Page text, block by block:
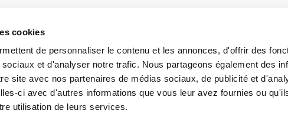
cookies
de personnaliser le contenu et les annonces, d'offrir des
et d'analyser notre trafic. Nous partageons également des
site avec nos partenaires de médias sociaux, de publicité et
ci avec d'autres informations que vous leur avez fournies ou
utilisation de leurs services.